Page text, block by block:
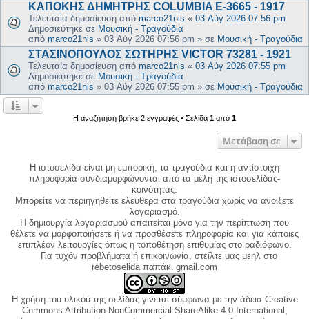
ΚΑΠΟΚΗΣ ΔΗΜΗΤΡΗΣ COLUMBIA E-3665 - 1917
Τελευταία δημοσίευση από marco21nis « 03 Αύγ 2026 07:56 pm
Δημοσιεύτηκε σε Μουσική - Τραγούδια
από marco21nis » 03 Αύγ 2026 07:56 pm » σε Μουσική - Τραγούδια
ΣΤΑΣΙΝΟΠΟΥΛΟΣ ΣΩΤΗΡΗΣ VICTOR 73281 - 1921
Τελευταία δημοσίευση από marco21nis « 03 Αύγ 2026 07:55 pm
Δημοσιεύτηκε σε Μουσική - Τραγούδια
από marco21nis » 03 Αύγ 2026 07:55 pm » σε Μουσική - Τραγούδια
Η αναζήτηση βρήκε 2 εγγραφές • Σελίδα 1 από 1
Μετάβαση σε
Η ιστοσελίδα είναι μη εμπορική, τα τραγούδια και η αντίστοιχη
πληροφορία συνδιαμορφώνονται από τα μέλη της ιστοσελίδας-
κοινότητας.
Μπορείτε να περιηγηθείτε ελεύθερα στα τραγούδια χωρίς να ανοίξετε
λογαριασμό.
Η δημιουργία λογαριασμού απαιτείται μόνο για την περίπτωση που
θέλετε να μορφοποιήσετε ή να προσθέσετε πληροφορία και για κάποιες
επιπλέον λειτουργίες όπως η τοποθέτηση επιθυμίας στο ραδιόφωνο.
Για τυχόν προβλήματα ή επικοινωνία, στείλτε μας μεηλ στο
rebetoselida παπάκι gmail.com
Η χρήση του υλικού της σελίδας γίνεται σύμφωνα με την άδεια Creative
Commons Attribution-NonCommercial-ShareAlike 4.0 International,